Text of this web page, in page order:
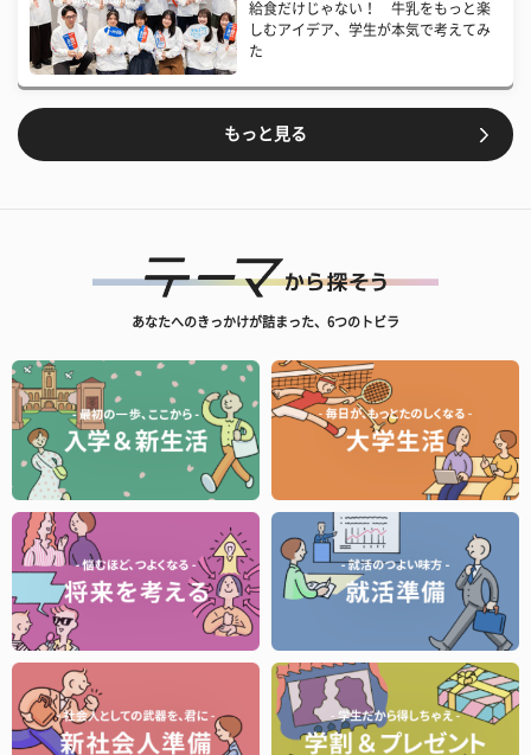
給食だけじゃない！ 牛乳をもっと楽
しむアイデア、学生が本気で考えてみ
た
もっと見る
あなたへのきっかけが詰まった、6つのトビラ